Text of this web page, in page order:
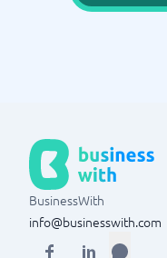
BusinessWith
info@businesswith.com